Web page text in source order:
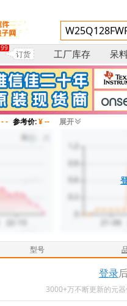
99
订货 工厂库存 呆
- - 参考价:¥ -- 展开
型号
登录
3000+万不断更新的元